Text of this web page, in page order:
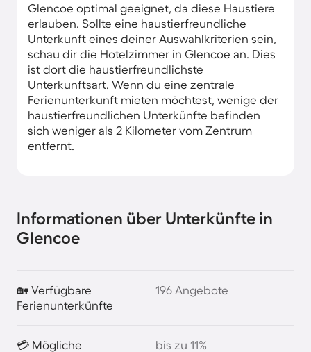
Glencoe optimal geeignet, da diese Haustiere
erlauben. Sollte eine haustierfreundliche
Unterkunft eines deiner Auswahlkriterien sein,
schau dir die Hotelzimmer in Glencoe an. Dies
ist dort die haustierfreundlichste
Unterkunftsart. Wenn du eine zentrale
Ferienunterkunft mieten möchtest, wenige der
haustierfreundlichen Unterkünfte befinden
sich weniger als 2 Kilometer vom Zentrum
entfernt.
Informationen über Unterkünfte in
Glencoe
🏡 Verfügbare
Ferienunterkünfte
196 Angebote
💳 Mögliche
bis zu 11%